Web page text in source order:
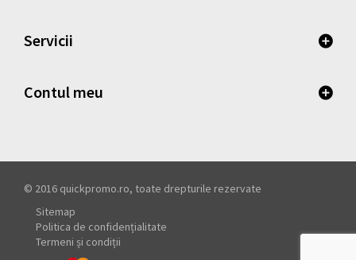
Servicii
Contul meu
© 2016 quickpromo.ro, toate drepturile rezervate
Sitemap
Politica de confidențialitate
Termeni și condiții